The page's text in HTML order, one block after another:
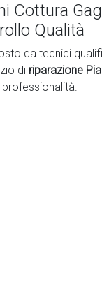
Cottura
Qualità
da tecnici
di riparazione